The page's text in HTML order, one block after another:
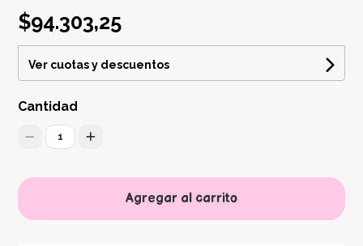
$94.303,25
Ver cuotas y descuentos
Cantidad
1
Agregar al carrito